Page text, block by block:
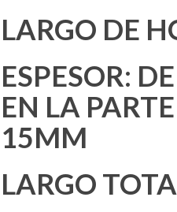
LARGO DE
ESPESOR:
EN LA
15MM
LARGO